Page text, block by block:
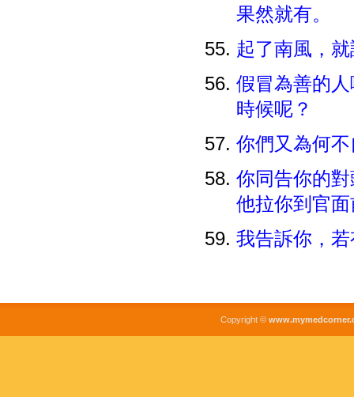
果然就有。
起了南風，
假冒為善的
時候呢？
你們又為何
你同告你的
他拉你到官
我告訴你，
Copyright ©